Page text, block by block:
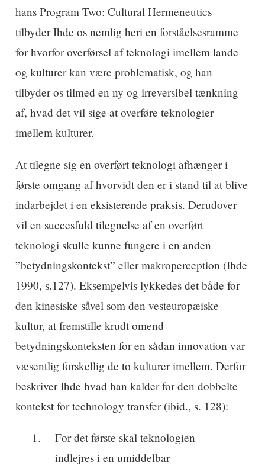
hans Program Two: Cultural Hermeneutics
tilbyder Ihde os nemlig heri en forståelsesramme
for hvorfor overførsel af teknologi imellem lande
og kulturer kan være problematisk, og han
tilbyder os tilmed en ny og irreversibel tænkning
af, hvad det vil sige at overføre teknologier
imellem kulturer.
At tilegne sig en overført teknologi afhænger i
første omgang af hvorvidt den er i stand til at blive
indarbejdet i en eksisterende praksis. Derudover
vil en succesfuld tilegnelse af en overført
teknologi skulle kunne fungere i en anden
”betydningskontekst” eller makroperception (Ihde
1990, s.127). Eksempelvis lykkedes det både for
den kinesiske såvel som den vesteuropæiske
kultur, at fremstille krudt omend
betydningskonteksten for en sådan innovation var
væsentlig forskellig de to kulturer imellem. Derfor
beskriver Ihde hvad han kalder for den dobbelte
kontekst for technology transfer (ibid., s. 128):
For det første skal teknologien
indlejres i en umiddelbar